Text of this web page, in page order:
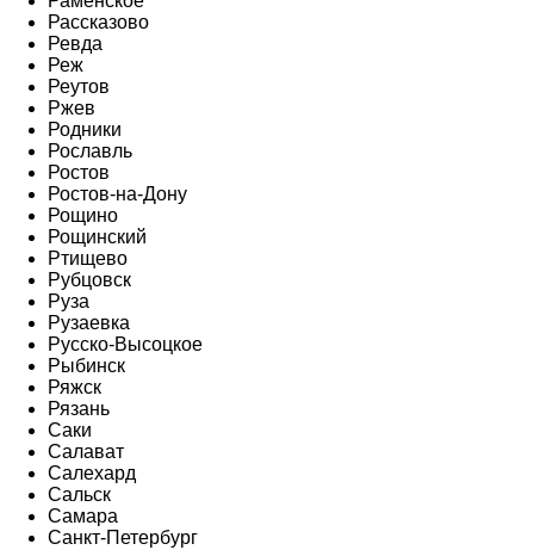
Рассказово
Ревда
Реж
Реутов
Ржев
Родники
Рославль
Ростов
Ростов-на-Дону
Рощино
Рощинский
Ртищево
Рубцовск
Руза
Рузаевка
Русско-Высоцкое
Рыбинск
Ряжск
Рязань
Саки
Салават
Салехард
Сальск
Самара
Санкт-Петербург